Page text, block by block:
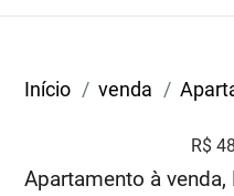
Início venda
R$
Apartamento à